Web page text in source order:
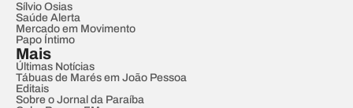
Sílvio Osias
Saúde Alerta
Mercado em Movimento
Papo Íntimo
Mais
Últimas Notícias
Tábuas de Marés em João Pessoa
Editais
Sobre o Jornal da Paraíba